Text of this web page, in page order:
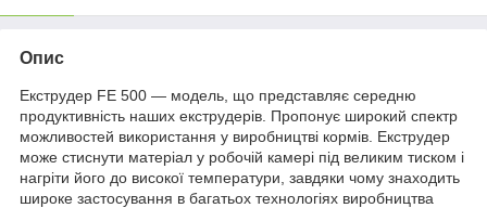
Опис
Екструдер FE 500 — модель, що представляє середню
продуктивність наших екструдерів. Пропонує широкий спектр
можливостей використання у виробництві кормів. Екструдер
може стиснути матеріал у робочій камері під великим тиском і
нагріти його до високої температури, завдяки чому знаходить
широке застосування в багатьох технологіях виробництва